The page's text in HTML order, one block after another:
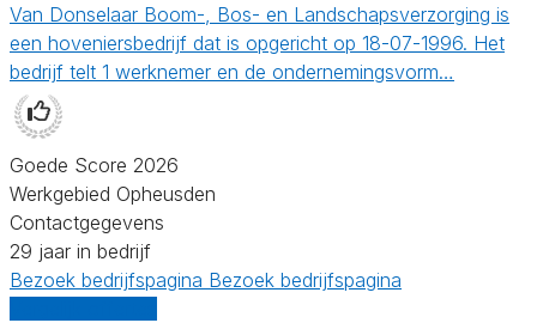
Van Donselaar Boom-, Bos- en Landschapsverzorging is
een hoveniersbedrijf dat is opgericht op 18-07-1996. Het
bedrijf telt 1 werknemer en de ondernemingsvorm…
Goede Score 2026
Werkgebied Opheusden
Contactgegevens
29 jaar in bedrijf
Bezoek bedrijfspagina Bezoek bedrijfspagina